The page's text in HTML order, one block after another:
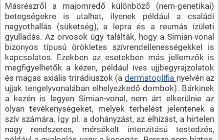
Másrészről a majomredő különböző (nem-genetikai)
betegségekre is utalhat, ilyenek például a családi
nagyothallás (süketség), a lepra és a reumás ízületi
gyulladás. Az orvosok úgy találták, hogy a Simian-vonal
bizonyos típusú örökletes szívrendellenességekkel is
kapcsolatos. Ezekben az esetekben más jellemzők is
megfigyelhetők a kézen, például íves ujjbegyrajzolatok
és magas axiális trirádiuszok (a dermatoglífia nyelvén az
ujjak tengelyvonalában elhelyezkedő dombok). Bárkinek
a kezén is legyen Simian-vonal, nem árt elkerülnie az
olyan tevékenységeket, melyek terhelést jelentenek a
szív számára. Így pl. a dohányzást, az elhízást, a hirtelen
nagy rendszeres, mérsékelt intenzitású testedzés,